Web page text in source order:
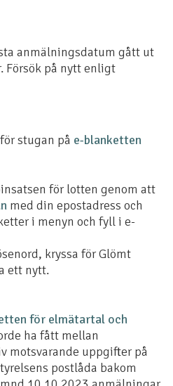
anmälningsdatum gått ut
Försök på nytt enligt
stugan på e-blanketten
för lotten genom att
med din epostadress och
i menyn och fyll i e-
kryssa för Glömt
ett nytt.
för elmätartal och
ha fått mellan
motsvarande uppgifter på
postlåda bakom